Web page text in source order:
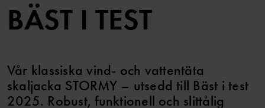
BÄST I TEST
Vår klassiska vind- och vattentäta
skaljacka STORMY – utsedd till Bäst i test
2025. Robust, funktionell och slittålig